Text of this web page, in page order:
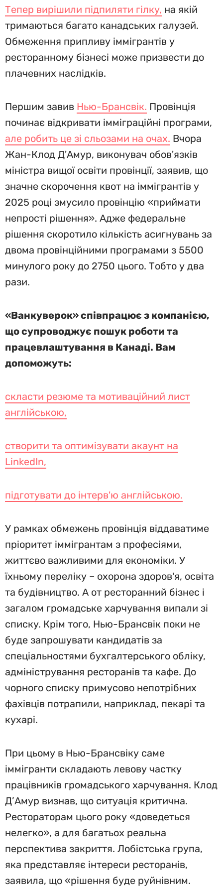
Тепер вирішили підпиляти гілку, на якій
тримаються багато канадських галузей.
Обмеження припливу іммігрантів у
ресторанному бізнесі може призвести до
плачевних наслідків.
Першим завив Нью-Брансвік. Провінція
починає відкривати імміграційні програми,
але робить це зі сльозами на очах. Вчора
Жан-Клод Д'Амур, виконувач обов'язків
міністра вищої освіти провінції, заявив, що
значне скорочення квот на іммігрантів у
2025 році змусило провінцію «приймати
непрості рішення». Адже федеральне
рішення скоротило кількість асигнувань за
двома провінційними програмами з 5500
минулого року до 2750 цього. Тобто у два
рази.
«Ванкуверок» співпрацює з компанією,
що супроводжує пошук роботи та
працевлаштування в Канаді. Вам
допоможуть:
скласти резюме та мотиваційний лист
англійською,
створити та оптимізувати акаунт на
LinkedIn,
підготувати до інтерв'ю англійською.
У рамках обмежень провінція віддаватиме
пріоритет іммігрантам з професіями,
життєво важливими для економіки. У
їхньому переліку – охорона здоров'я, освіта
та будівництво. А от ресторанний бізнес і
загалом громадське харчування випали зі
списку. Крім того, Нью-Брансвік поки не
буде запрошувати кандидатів за
спеціальностями бухгалтерського обліку,
адміністрування ресторанів та кафе. До
чорного списку примусово непотрібних
фахівців потрапили, наприклад, пекарі та
кухарі.
При цьому в Нью-Брансвіку саме
іммігранти складають левову частку
працівників громадського харчування. Клод
Д’Амур визнав, що ситуація критична.
Рестораторам цього року «доведеться
нелегко», а для багатьох реальна
перспектива закриття. Лобістська група,
яка представляє інтереси ресторанів,
заявила, що «рішення буде руйнівним.